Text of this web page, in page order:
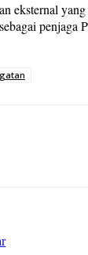
eksternal
penjaga